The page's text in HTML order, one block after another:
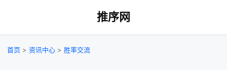
推序网
首页 > 资讯中心 > 胜率交流